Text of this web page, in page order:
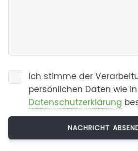
Ich stimme der
persönlichen Daten wie
Datenschutzerklärung